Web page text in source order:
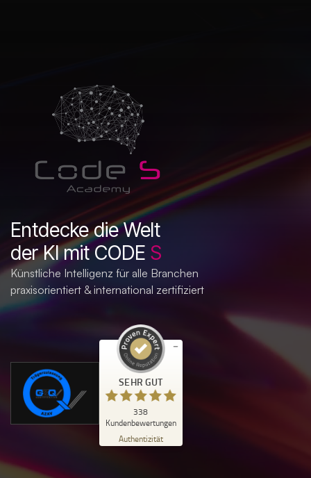
Entdecke die Welt
der KI mit CODE S
Künstliche Intelligenz für alle Branchen
praxisorientiert & international zertifiziert
SEHR GUT
338
Kundenbewertungen
Authentizität
Kundenbewertungen und Erfahrungen zu
Code S Academy
%
Empfehlungen auf
ProvenExpert.com
SEHR GUT
4,98
/